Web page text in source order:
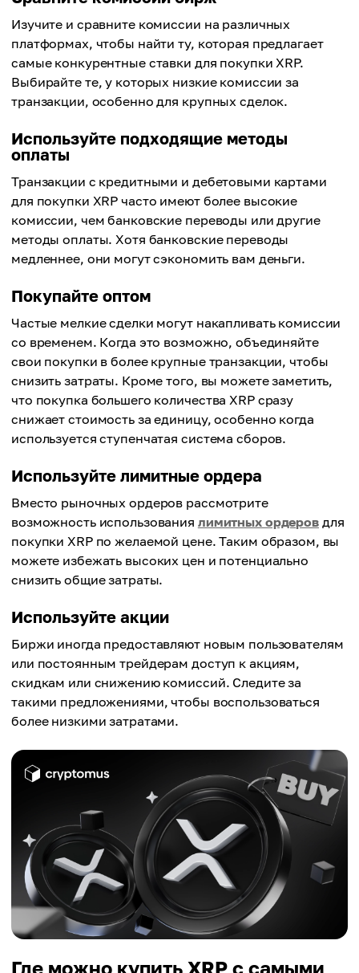
Изучите и сравните комиссии на различных
платформах, чтобы найти ту, которая предлагает
самые конкурентные ставки для покупки XRP.
Выбирайте те, у которых низкие комиссии за
транзакции, особенно для крупных сделок.
Используйте подходящие методы
оплаты
Транзакции с кредитными и дебетовыми картами
для покупки XRP часто имеют более высокие
комиссии, чем банковские переводы или другие
методы оплаты. Хотя банковские переводы
медленнее, они могут сэкономить вам деньги.
Покупайте оптом
Частые мелкие сделки могут накапливать комиссии
со временем. Когда это возможно, объединяйте
свои покупки в более крупные транзакции, чтобы
снизить затраты. Кроме того, вы можете заметить,
что покупка большего количества XRP сразу
снижает стоимость за единицу, особенно когда
используется ступенчатая система сборов.
Используйте лимитные ордера
Вместо рыночных ордеров рассмотрите
возможность использования лимитных ордеровдля
покупки XRP по желаемой цене. Таким образом, вы
можете избежать высоких цен и потенциально
снизить общие затраты.
Используйте акции
Биржи иногда предоставляют новым пользователям
или постоянным трейдерам доступ к акциям,
скидкам или снижению комиссий. Следите за
такими предложениями, чтобы воспользоваться
более низкими затратами.
Где можно купить XRP с самыми